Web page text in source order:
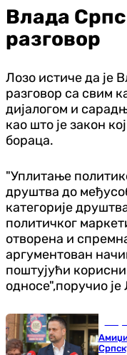
Влада
разговор
Лозо истиче да је
разговор са свим
дијалогом и
као што је закон
бораца.
"Уплитање
друштва до
категорије
политичког
отворена и
аргументован
поштујући
односе",поручио је